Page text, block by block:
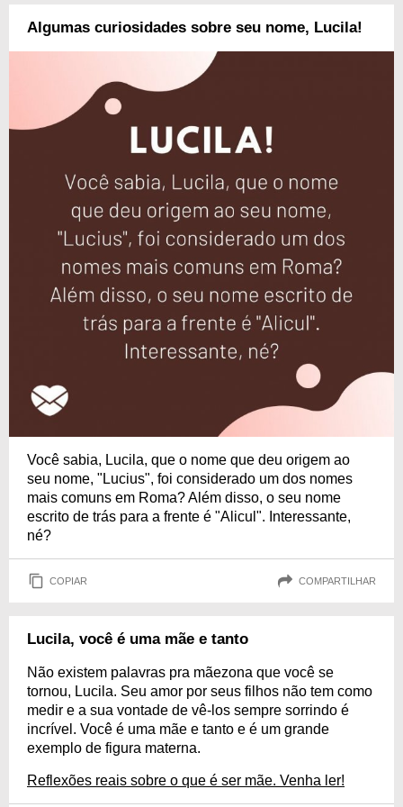
Algumas curiosidades sobre seu nome, Lucila!
Você sabia, Lucila, que o nome que deu origem ao
seu nome, "Lucius", foi considerado um dos nomes
mais comuns em Roma? Além disso, o seu nome
escrito de trás para a frente é "Alicul". Interessante,
né?
COPIAR COMPARTILHAR
Lucila, você é uma mãe e tanto
Não existem palavras pra mãezona que você se
tornou, Lucila. Seu amor por seus filhos não tem como
medir e a sua vontade de vê-los sempre sorrindo é
incrível. Você é uma mãe e tanto e é um grande
exemplo de figura materna.
Reflexões reais sobre o que é ser mãe. Venha ler!